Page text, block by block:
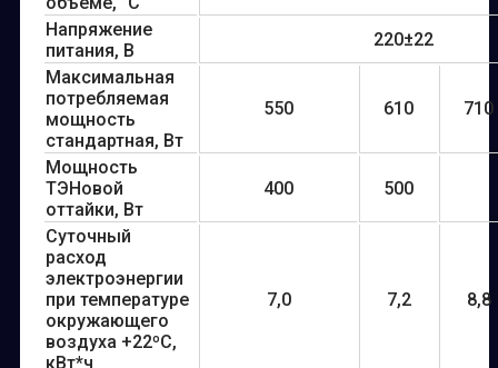
Напряжение
питания, В
220±22
Максимальная
потребляемая
мощность
стандартная, Вт
550 610 710
Мощность
ТЭНовой
оттайки, Вт
400 500
Суточный
расход
электроэнергии
при температуре
окружающего
воздуха +22ºС,
кВт*ч
7,0 7,2 8,8